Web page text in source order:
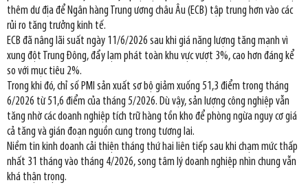
thêm dư địa để Ngân hàng Trung ương châu Âu (ECB) tập trung hơn vào các
rủi ro tăng trưởng kinh tế.
ECB đã nâng lãi suất ngày 11/6/2026 sau khi giá năng lượng tăng mạnh vì
xung đột Trung Đông, đẩy lạm phát toàn khu vực vượt 3%, cao hơn đáng kể
so với mục tiêu 2%.
Trong khi đó, chỉ số PMI sản xuất sơ bộ giảm xuống 51,3 điểm trong tháng
6/2026 từ 51,6 điểm của tháng 5/2026. Dù vậy, sản lượng công nghiệp vẫn
tăng nhờ các doanh nghiệp tích trữ hàng tồn kho để phòng ngừa nguy cơ giá
cả tăng và gián đoạn nguồn cung trong tương lai.
Niềm tin kinh doanh cải thiện tháng thứ hai liên tiếp sau khi chạm mức thấp
nhất 31 tháng vào tháng 4/2026, song tâm lý doanh nghiệp nhìn chung vẫn
khá thận trọng.